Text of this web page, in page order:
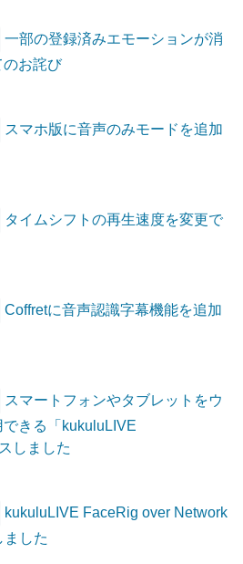
一部の登録済みエモーションが消
のお詫び
スマホ版に音声のみモードを追加
タイムシフトの再生速度を変更で
Coffretに音声認識字幕機能を追加
スマートフォンやタブレットをウ
きる「kukuluLIVE
しました
kukuluLIVE FaceRig over Network
ました